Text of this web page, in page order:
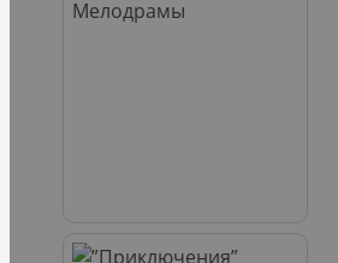
Мелодрамы